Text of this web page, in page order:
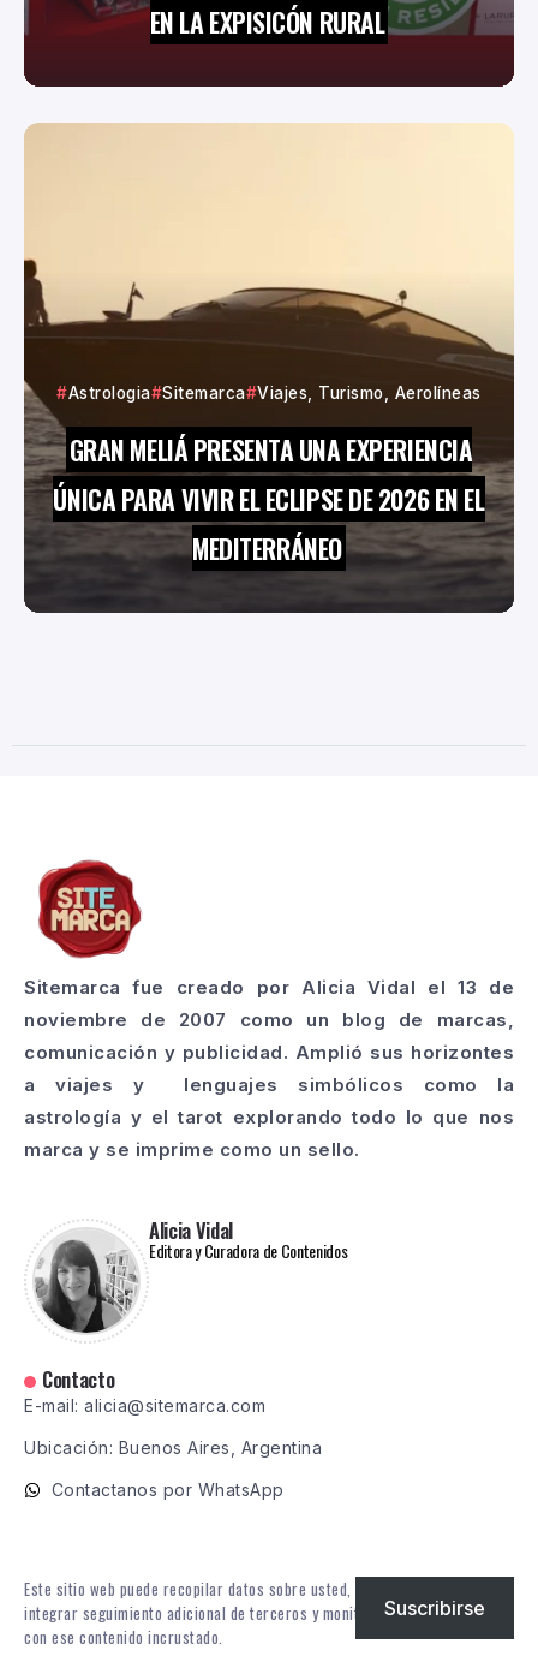
EN LA EXPISICÓN RURAL
Astrologia Sitemarca Viajes, Turismo, Aerolíneas
GRAN MELIÁ PRESENTA UNA EXPERIENCIA
ÚNICA PARA VIVIR EL ECLIPSE DE 2026 EN EL
MEDITERRÁNEO
Sitemarca fue creado por Alicia Vidal el 13 de
noviembre de 2007 como un blog de marcas,
comunicación y publicidad. Amplió sus horizontes
a viajes y lenguajes simbólicos como la
astrología y el tarot explorando todo lo que nos
marca y se imprime como un sello.
Alicia Vidal
Editora y Curadora de Contenidos
Contacto
E-mail: alicia@sitemarca.com
Ubicación: Buenos Aires, Argentina
Contactanos por WhatsApp
Este sitio web puede recopilar datos sobre usted, utilizar cookies,
integrar seguimiento adicional de terceros y monitorear su interacción
con ese contenido incrustado.
Suscribirse